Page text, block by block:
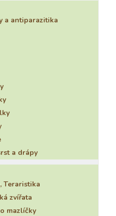
a antiparazitika
a drápy
Teraristika
zvířata
mazlíčky